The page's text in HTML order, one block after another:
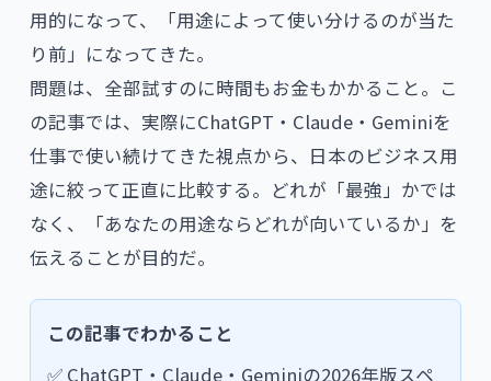
用的になって、「用途によって使い分けるのが当た
り前」になってきた。
問題は、全部試すのに時間もお金もかかること。こ
の記事では、実際にChatGPT・Claude・Geminiを
仕事で使い続けてきた視点から、日本のビジネス用
途に絞って正直に比較する。どれが「最強」かでは
なく、「あなたの用途ならどれが向いているか」を
伝えることが目的だ。
この記事でわかること
✅ ChatGPT・Claude・Geminiの2026年版スペ